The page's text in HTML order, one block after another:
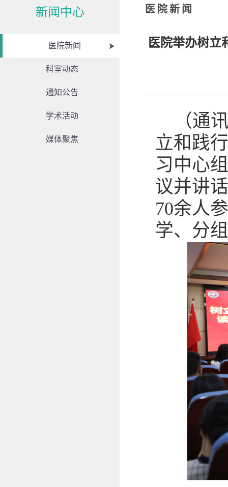
新闻中心
医院新闻
科室动态
通知公告
学术活动
媒体聚焦
医院新闻
医院举办树立
（通
立和践
习中心
议并讲
70余人
学、分